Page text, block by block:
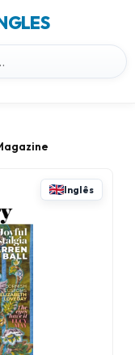
Inglês